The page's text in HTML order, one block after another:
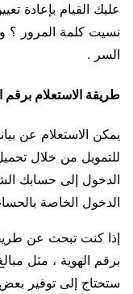
عليك القيام بإعادة
نسيت كلمة المرور ؟
السر .
طريقة الاستعلام
يمكن الاستعلام عن
للتمويل من خلال
الدخول إلى حسابك
الدخول الخاصة
إذا كنت تبحث عن
برقم الهوية ، مثل
ستحتاج إلى توفير